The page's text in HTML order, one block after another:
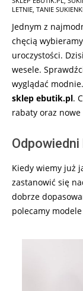
LETNIE, TANIE
Jednym z
chęcią
uroczystości.
wesele.
wyglądać
sklep ebutik.pl.
rabaty oraz
Kiedy wiemy już
zastanowić się
dobrze
polecamy